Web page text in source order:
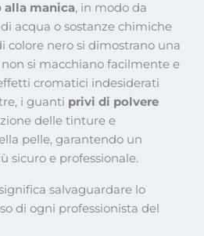
manica, in modo da
acqua o sostanze chimiche
colore nero si dimostrano una
si macchiano facilmente e
cromatici indesiderati
i guanti privi di polvere
delle tinture e
pelle, garantendo un
sicuro e professionale.
salvaguardare lo
di ogni professionista del